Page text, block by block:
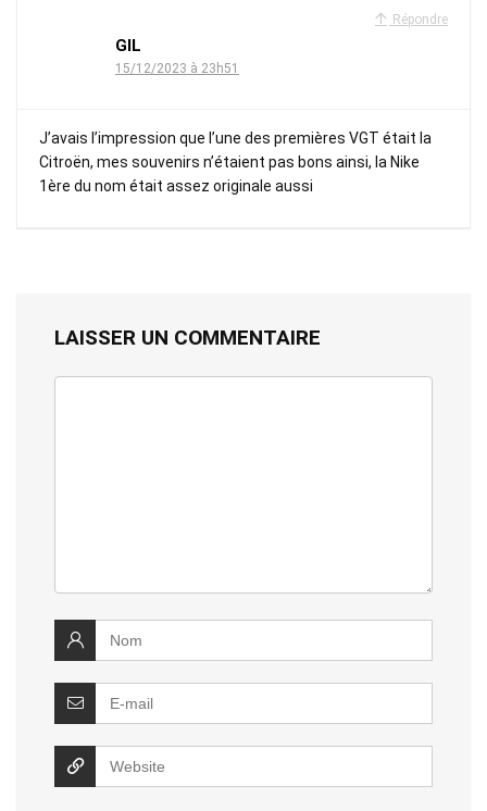
Répondre
GIL
15/12/2023 à 23h51
J’avais l’impression que l’une des premières VGT était la
Citroën, mes souvenirs n’étaient pas bons ainsi, la Nike
1ère du nom était assez originale aussi
LAISSER UN COMMENTAIRE